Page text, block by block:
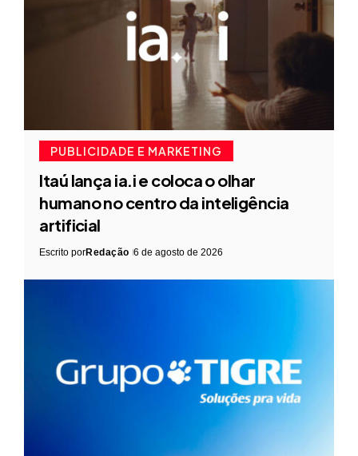
PUBLICIDADE E MARKETING
Itaú lança ia.i e coloca o olhar
humano no centro da inteligência
artificial
Escrito porRedação 6 de agosto de 2026